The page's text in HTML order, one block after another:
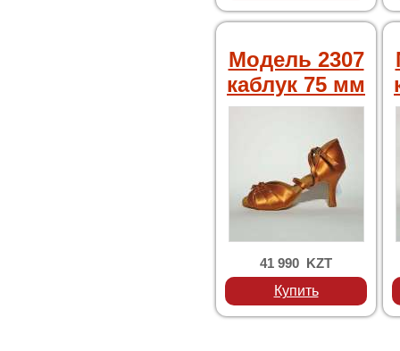
Модель 2307
каблук 75 мм
41 990 KZT
Купить